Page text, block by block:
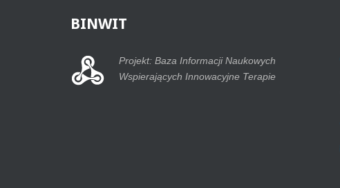
BINWIT
Projekt: Baza Informacji Naukowych
Wspierających Innowacyjne Terapie